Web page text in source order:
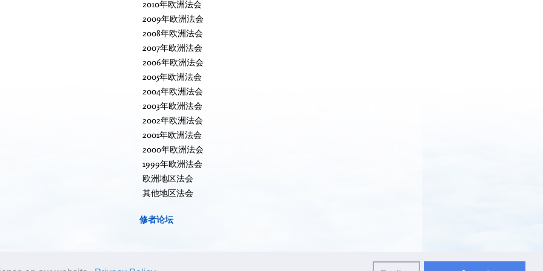
2010年欧洲法会
2009年欧洲法会
2008年欧洲法会
2007年欧洲法会
2006年欧洲法会
2005年欧洲法会
2004年欧洲法会
2003年欧洲法会
2002年欧洲法会
2001年欧洲法会
2000年欧洲法会
1999年欧洲法会
欧洲地区法会
其他地区法会
修者论坛